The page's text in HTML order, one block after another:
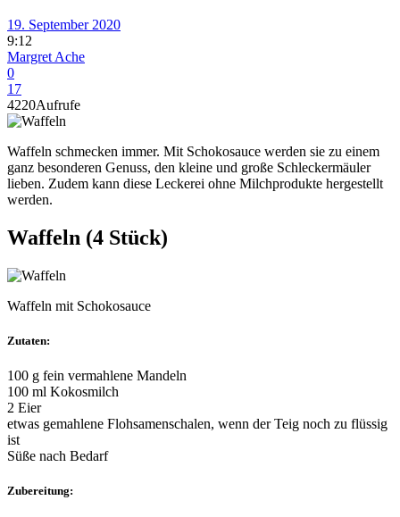
19. September 2020
9:12
Margret Ache
0
17
4220Aufrufe
Waffeln schmecken immer. Mit Schokosauce werden sie zu einem
ganz besonderen Genuss, den kleine und große Schleckermäuler
lieben. Zudem kann diese Leckerei ohne Milchprodukte hergestellt
werden.
Waffeln (4 Stück)
Waffeln mit Schokosauce
Zutaten:
100 g fein vermahlene Mandeln
100 ml Kokosmilch
2 Eier
etwas gemahlene Flohsamenschalen, wenn der Teig noch zu flüssig
ist
Süße nach Bedarf
Zubereitung: